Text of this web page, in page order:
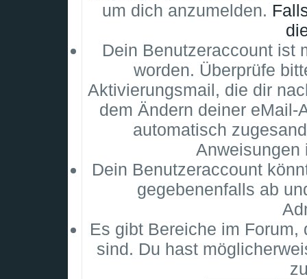
um dich anzumelden.
Dein Benutzeraccount ist
worden. Überprüfe
Aktivierungsmail, die dir
dem Ändern deiner eMail-
automatisch
Anweisungen
Dein Benutzeraccount
gegebenenfalls ab
Es gibt Bereiche im
sind. Du hast